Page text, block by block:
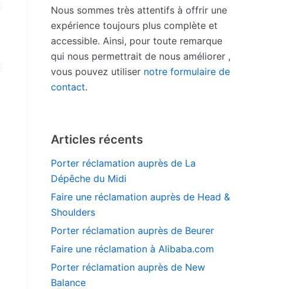
Nous sommes très attentifs à offrir une
expérience toujours plus complète et
accessible. Ainsi, pour toute remarque
qui nous permettrait de nous améliorer ,
vous pouvez utiliser notre formulaire de
contact.
Articles récents
Porter réclamation auprès de La
Dépêche du Midi
Faire une réclamation auprès de Head &
Shoulders
Porter réclamation auprès de Beurer
Faire une réclamation à Alibaba.com
Porter réclamation auprès de New
Balance